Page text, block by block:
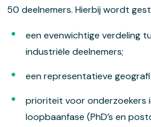
50 deelnemers. Hierbij wordt
een evenwichtige verdeling
industriële deelnemers;
een representatieve
prioriteit voor onderzoekers
loopbaanfase (PhD’s en